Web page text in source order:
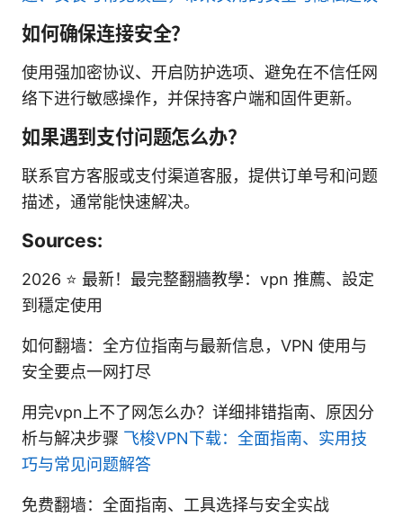
如何确保连接安全？
使用强加密协议、开启防护选项、避免在不信任网
络下进行敏感操作，并保持客户端和固件更新。
如果遇到支付问题怎么办？
联系官方客服或支付渠道客服，提供订单号和问题
描述，通常能快速解决。
Sources:
2026 ⭐ 最新！最完整翻牆教學：vpn 推薦、設定
到穩定使用
如何翻墙：全方位指南与最新信息，VPN 使用与
安全要点一网打尽
用完vpn上不了网怎么办？详细排错指南、原因分
析与解决步骤 飞梭VPN下载：全面指南、实用技
巧与常见问题解答
免费翻墙：全面指南、工具选择与安全实战